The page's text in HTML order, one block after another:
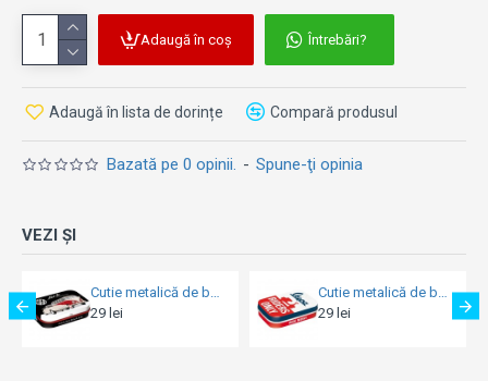
Bazată pe 0 opinii. - Spune-ţi opinia
Adaugă în coș Întrebări?
Adaugă în lista de dorințe Compară produsul
VEZI ȘI
Cutie metalică de buzunar - Vw - Meet The Classics
29 lei
Cutie metalică de buzunar - Vespa - Riders Only - Doar pentru Soferi de Vespa
29 lei
29